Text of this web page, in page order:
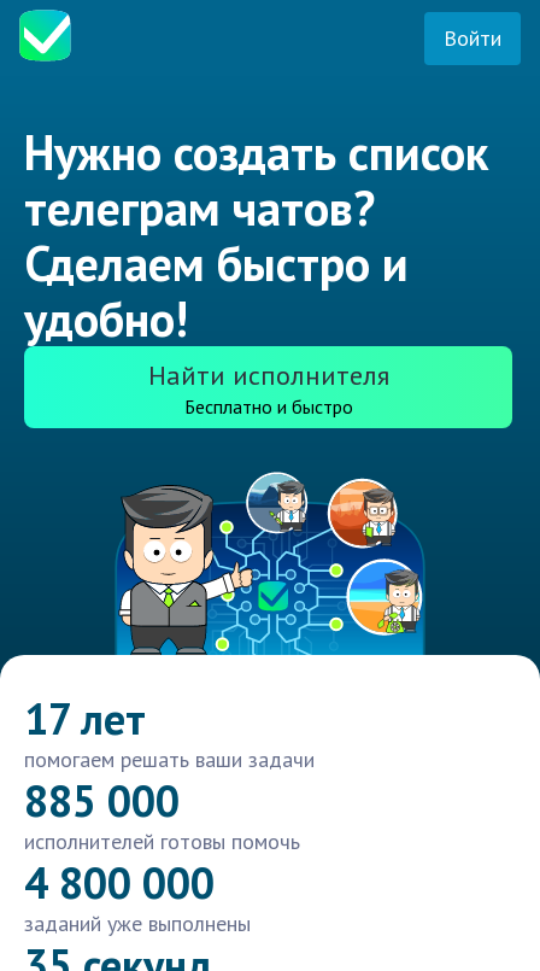
Войти
Нужно создать список
телеграм чатов?
Сделаем быстро и
удобно!
Найти исполнителя
Бесплатно и быстро
17 лет
помогаем решать ваши задачи
885 000
исполнителей готовы помочь
4 800 000
заданий уже выполнены